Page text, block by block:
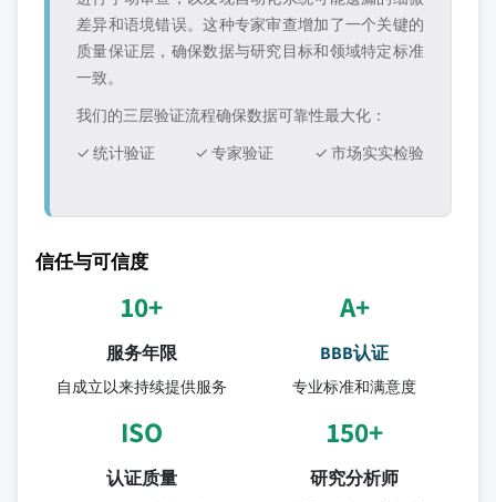
差异和语境错误。这种专家审查增加了一个关键的
质量保证层，确保数据与研究目标和领域特定标准
一致。
我们的三层验证流程确保数据可靠性最大化：
✓ 统计验证
✓ 专家验证 ✓ 市场实实检验
信任与可信度
10+
服务年限
自成立以来持续提供服务
A+
BBB认证
专业标准和满意度
ISO
认证质量
150+
研究分析师